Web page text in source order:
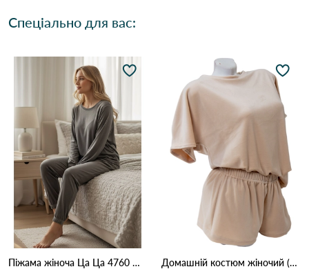
Спеціально для вас:
Піжама жіноча Ца Ца 4760 Мокко Домашній костюм жіночий (шорти + футболка) 4020 Пісочний